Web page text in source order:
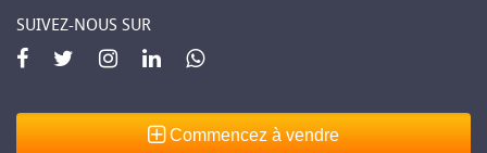
SUIVEZ-NOUS SUR
Commencez à vendre